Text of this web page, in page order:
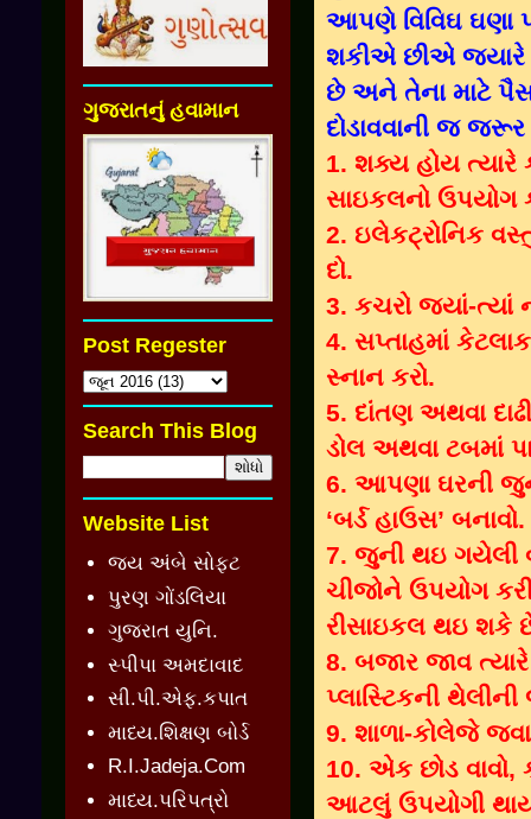
આપણે વિવિઘ ઘણા
શકીએ છીએ જ્યારે
છે અને તેના માટે
દોડાવવાની જ
1. શક્ય હોય ત્યારે
સાઇકલનો ઉપયોગ
2. ઇલેકટ્રોનિક
દો.
3. કચરો જ્યાં-ત્યાં
4. સપ્તાહમાં
સ્નાન કરો.
5. દાંતણ અથવા
ડોલ અથવા ટબમાં
6. આપણા ઘરની
‘બર્ડ હાઉસ’
7. જુની થઇ
ચીજોને ઉપયોગ
રીસાઇકલ થઇ શકે
8. બજાર જાવ
પ્લાસ્ટિકની
9. શાળા-કોલેજે
10. એક છોડ
આટલું ઉપયોગી
ગુજરાતનું હવામાન
Post Regester
Search This Blog
Website List
જય અંબે સોફ્ટ
પુરણ ગોંડલિયા
ગુજરાત યુનિ.
સ્પીપા અમદાવાદ
સી.પી.એફ.કપાત
માધ્ય.શિક્ષણ બોર્ડ
R.I.Jadeja.Com
માધ્ય.પરિપત્રો